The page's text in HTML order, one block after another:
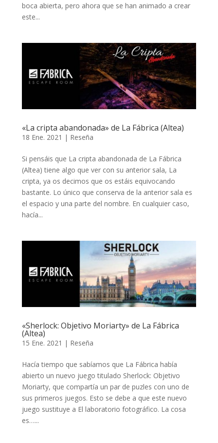
boca abierta, pero ahora que se han animado a crear
este...
«La cripta abandonada» de La Fábrica (Altea)
18 Ene. 2021 | Reseña
Si pensáis que La cripta abandonada de La Fábrica
(Altea) tiene algo que ver con su anterior sala, La
cripta, ya os decimos que os estáis equivocando
bastante. Lo único que conserva de la anterior sala es
el espacio y una parte del nombre. En cualquier caso,
hacía...
«Sherlock: Objetivo Moriarty» de La Fábrica
(Altea)
15 Ene. 2021 | Reseña
Hacía tiempo que sabíamos que La Fábrica había
abierto un nuevo juego titulado Sherlock: Objetivo
Moriarty, que compartía un par de puzles con uno de
sus primeros juegos. Esto se debe a que este nuevo
juego sustituye a El laboratorio fotográfico. La cosa
es…...